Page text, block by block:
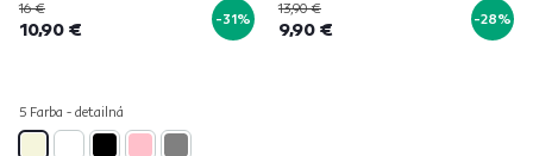
16 €
10,90 € -31%
5 Farba - detailná
13,90 €
9,90 € -28%